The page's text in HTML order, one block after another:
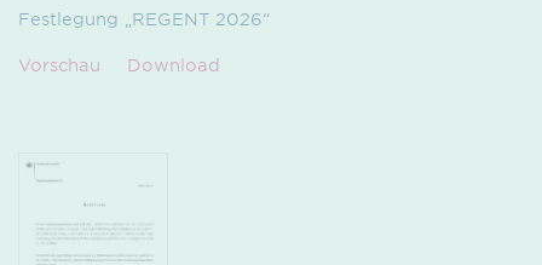
Festlegung „REGENT 2026“
Vorschau Download